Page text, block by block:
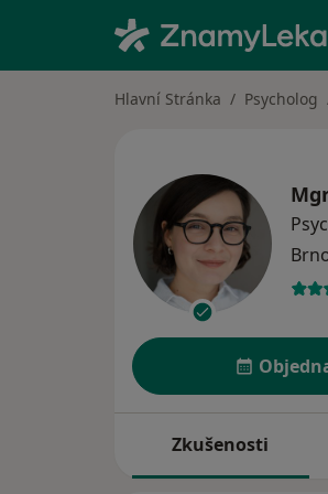
Hlavní Stránka Psycholog
Zkušenosti